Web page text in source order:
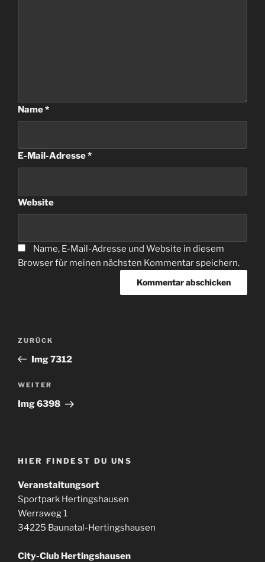
Name*
E-Mail-Adresse*
Website
Name, E-Mail-Adresse und Website in diesem
Browser für meinen nächsten Kommentar speichern.
Beitragsnavigation
Vorheriger
Beitrag
ZURÜCK
Img 7312
Nächster
Beitrag
WEITER
Img 6398
HIER FINDEST DU UNS
Veranstaltungsort
Sportpark Hertingshausen
Werraweg 1
34225 Baunatal-Hertingshausen
City-Club Hertingshausen